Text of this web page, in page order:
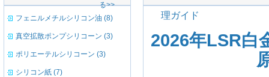
る>>
フェニルメチルシリコン油 (8)
真空拡散ポンプシリコーン (3)
ポリエーテルシリコーン (3)
シリコン紙 (7)
理ガイド
2026年LSR白